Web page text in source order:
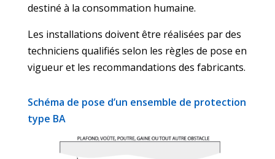
destiné à la consommation humaine.
Les installations doivent être réalisées par des
techniciens qualifiés selon les règles de pose en
vigueur et les recommandations des fabricants.
Schéma de pose d’un ensemble de protection
type BA